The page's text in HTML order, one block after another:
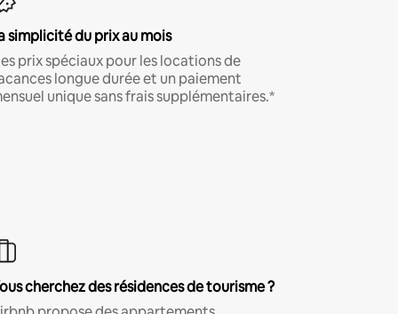
simplicité du prix au mois
prix spéciaux pour les locations de
longue durée et un paiement
unique sans frais supplémentaires.*
cherchez des résidences de tourisme ?